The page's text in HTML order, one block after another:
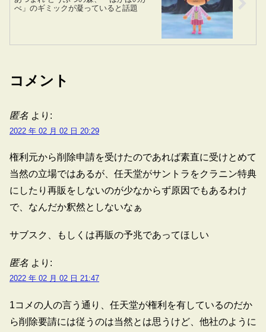
べ」のギミックが凝っていると話題
コメント
匿名 より:
2022 年 02 月 02 日 20:29
権利元から削除申請を受けたのであれば素直に受けとめて
当然の立場ではあるが、任天堂がサントラをクラニン特典
にしたり再販をしないのが少なからず原因でもあるわけ
で、なんだか釈然としないなぁ
サブスク、もしくは再販の予兆であってほしい
匿名 より:
2022 年 02 月 02 日 21:47
1コメの人の言う通り、任天堂が権利を有しているのだか
ら削除要請には従うのは当然とは思うけど、他社のように